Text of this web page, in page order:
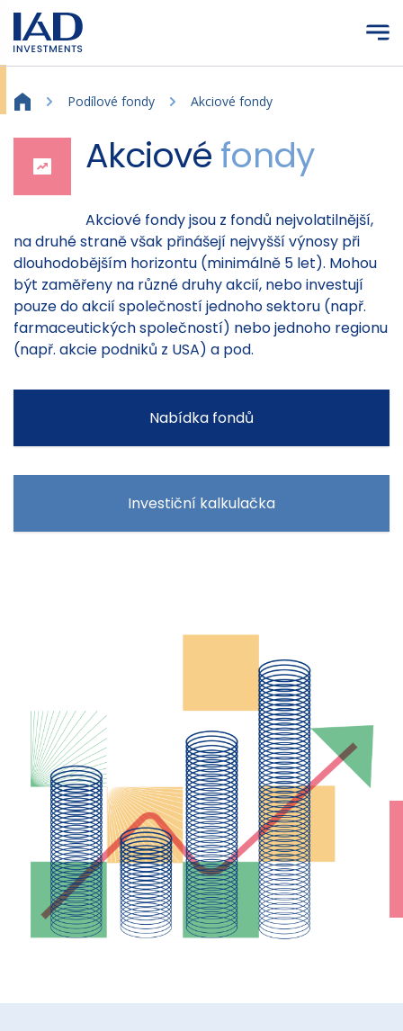
Přejít na hlavní obsah
Podílové fondy Akciové fondy
Akciové fondy
Akciové fondy jsou z fondů nejvolatilnější,
na druhé straně však přinášejí nejvyšší výnosy při
dlouhodobějším horizontu (minimálně 5 let). Mohou
být zaměřeny na různé druhy akcií, nebo investují
pouze do akcií společností jednoho sektoru (např.
farmaceutických společností) nebo jednoho regionu
(např. akcie podniků z USA) a pod.
Nabídka fondů
Investiční kalkulačka